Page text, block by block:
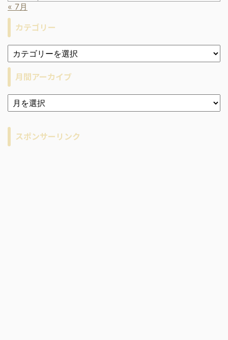
« 7月
カテゴリー
月間アーカイブ
ア
ー
ブ
スポンサーリンク